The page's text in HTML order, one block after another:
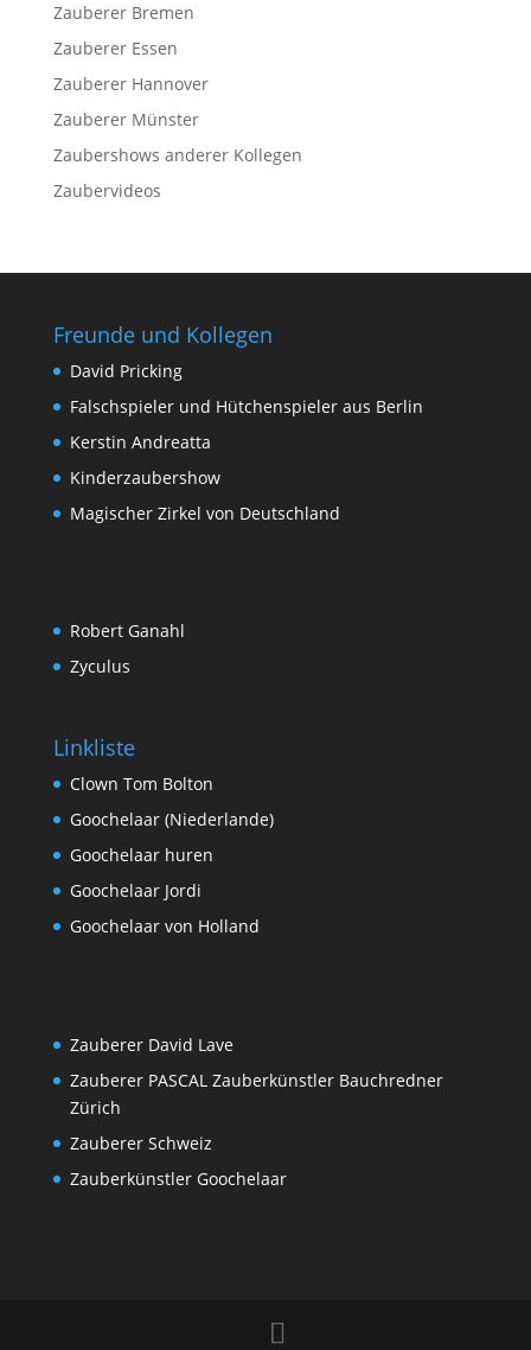
Zauberer Bremen
Zauberer Essen
Zauberer Hannover
Zauberer Münster
Zaubershows anderer Kollegen
Zaubervideos
Freunde und Kollegen
David Pricking
Falschspieler und Hütchenspieler aus Berlin
Kerstin Andreatta
Kinderzaubershow
Magischer Zirkel von Deutschland
Robert Ganahl
Zyculus
Linkliste
Clown Tom Bolton
Goochelaar (Niederlande)
Goochelaar huren
Goochelaar Jordi
Goochelaar von Holland
Zauberer David Lave
Zauberer PASCAL Zauberkünstler Bauchredner
Zürich
Zauberer Schweiz
Zauberkünstler Goochelaar